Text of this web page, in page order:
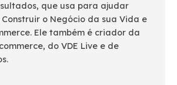
que usa para ajudar
o Negócio da sua Vida e
Ele também é criador da
do VDE Live e de